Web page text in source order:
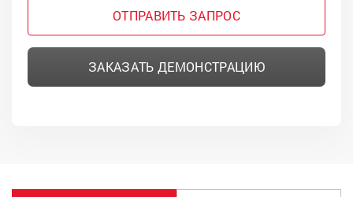
ОТПРАВИТЬ ЗАПРОС
ЗАКАЗАТЬ ДЕМОНСТРАЦИЮ